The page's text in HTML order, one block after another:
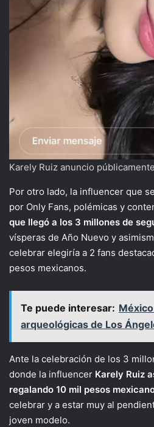
Karely Ruiz anuncio
Por otro lado, la influencer que
por Only Fans, polémicas y
que llegó a los 3 millones de
vísperas de Año Nuevo y
celebrar elegiría a 2 fans
pesos mexicanos.
Te puede interesar:
arqueológicas de Los
Ante la celebración de los 3
donde la influencer Karely Ruiz
regalando 10 mil pesos
celebrar y a estar muy al
joven modelo.